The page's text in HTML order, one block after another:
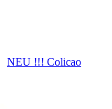
NEU !!! Colicao